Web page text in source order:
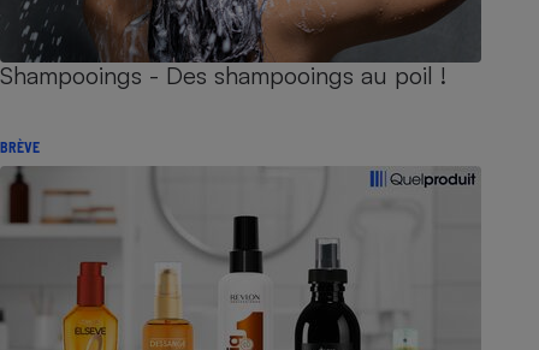
Shampooings - Des shampooings au poil !
BRÈVE